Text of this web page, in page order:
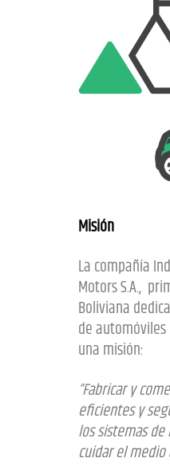
Misión
La compañía
Motors S.A.,
Boliviana
de automóviles
una misión:
“Fabricar y
eficientes y
los sistemas
cuidar el